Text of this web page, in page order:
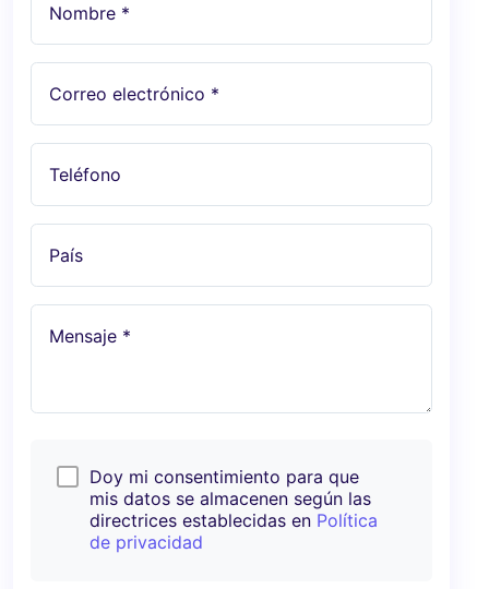
Nombre *
Correo electrónico *
Teléfono
País
Mensaje *
Doy mi consentimiento para que
mis datos se almacenen según las
directrices establecidas en Política
de privacidad